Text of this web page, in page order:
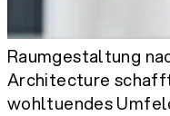
Raumgestaltung
Architecture
wohltuendes